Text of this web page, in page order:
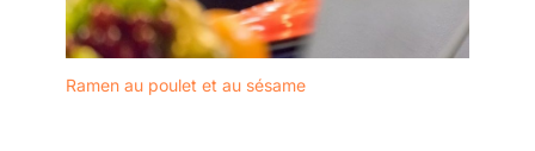
Ramen au poulet et au sésame